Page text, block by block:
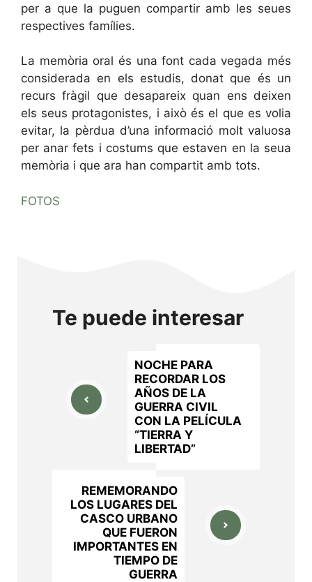
per a que la puguen compartir amb les seues
respectives famílies.
La memòria oral és una font cada vegada més
considerada en els estudis, donat que és un
recurs fràgil que desapareix quan ens deixen
els seus protagonistes, i això és el que es volia
evitar, la pèrdua d’una informació molt valuosa
per anar fets i costums que estaven en la seua
memòria i que ara han compartit amb tots.
FOTOS
Te puede interesar
NOCHE PARA
RECORDAR LOS
AÑOS DE LA
GUERRA CIVIL
CON LA PELÍCULA
“TIERRA Y
LIBERTAD”
REMEMORANDO
LOS LUGARES DEL
CASCO URBANO
QUE FUERON
IMPORTANTES EN
TIEMPO DE
GUERRA